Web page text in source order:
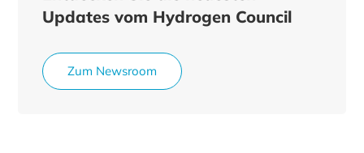
Updates vom Hydrogen Council
Zum Newsroom